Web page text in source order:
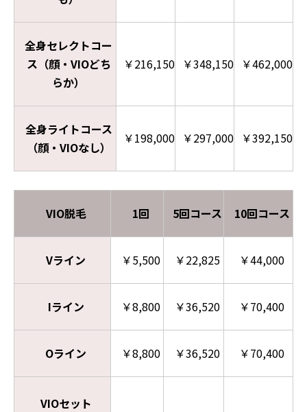
全身セレクトコー
ス（顔・VIOどち
らか）
￥216,150 ￥348,150 ￥462,000
全身ライトコース
（顔・VIOなし）
￥198,000 ￥297,000 ￥392,150
VIO脱毛 1回 5回コース 10回コース
Vライン ￥5,500 ￥22,825 ￥44,000
Iライン ￥8,800 ￥36,520 ￥70,400
Oライン ￥8,800 ￥36,520 ￥70,400
VIOセット